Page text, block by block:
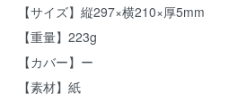
【サイズ】縦297×横210×厚5mm
【重量】223g
【カバー】ー
【素材】紙